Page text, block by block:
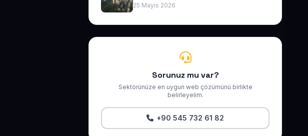
25 Mayıs 2026
Sorunuz mu var?
Sektörünüze en uygun web çözümünü birlikte
belirleyelim.
+90 545 732 61 82